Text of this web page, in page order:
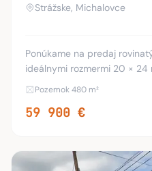
Strážske, Michalovce
Ponúkame na predaj
ideálnymi rozmermi 20 ×
lokalite v bezprostrednej
Pozemok 480 m²
59 900 €